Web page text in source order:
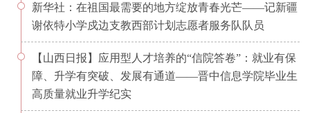
新华社：在祖国最需要的地方绽放青春光芒——记新疆
谢依特小学戍边支教西部计划志愿者服务队队员
【山西日报】应用型人才培养的“信院答卷”：就业有保
障、升学有突破、发展有通道——晋中信息学院毕业生
高质量就业升学纪实